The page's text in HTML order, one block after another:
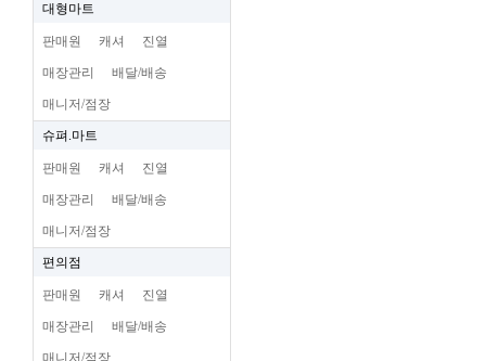
대형마트
판매원 캐셔 진열
매장관리 배달/배송
매니저/점장
슈펴.마트
판매원 캐셔 진열
매장관리 배달/배송
매니저/점장
편의점
판매원 캐셔 진열
매장관리 배달/배송
매니저/점장